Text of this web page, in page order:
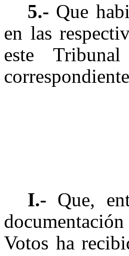
5.- Que
en las
este
I.- Que,
Votos ha